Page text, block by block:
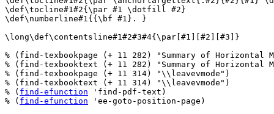
\def\tocline#1#2{\par #1 \dotfill #2}
\def\numberline#1{{\bf #1}. }
\long\def\contentsline#1#2#3#4{\par[#1][#2][#3]}
% (find-texbookpage (+ 11 282) "Summary of Horizontal
% (find-texbooktext (+ 11 282) "Summary of Horizontal
% (find-texbookpage (+ 11 314) "\\leavevmode")
% (find-texbooktext (+ 11 314) "\\leavevmode")
% ( find-efunction 'find-pdf-text)
% ( find-efunction 'ee-goto-position-page)